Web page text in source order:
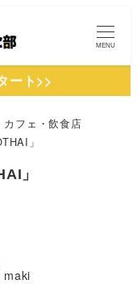
MENU
ート>>
カフェ・飲食店
」
」
maki